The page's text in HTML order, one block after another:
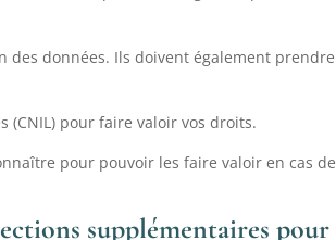
données. Ils doivent également prendre
(CNIL) pour faire valoir vos droits.
pour pouvoir les faire valoir en cas de
supplémentaires pour